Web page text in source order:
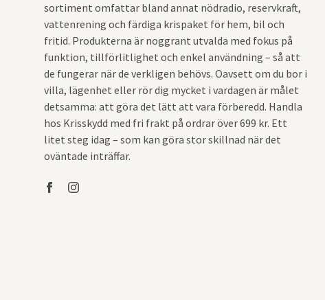
sortiment omfattar bland annat nödradio, reservkraft,
vattenrening och färdiga krispaket för hem, bil och
fritid. Produkterna är noggrant utvalda med fokus på
funktion, tillförlitlighet och enkel användning – så att
de fungerar när de verkligen behövs. Oavsett om du bor i
villa, lägenhet eller rör dig mycket i vardagen är målet
detsamma: att göra det lätt att vara förberedd. Handla
hos Krisskydd med fri frakt på ordrar över 699 kr. Ett
litet steg idag – som kan göra stor skillnad när det
oväntade inträffar.